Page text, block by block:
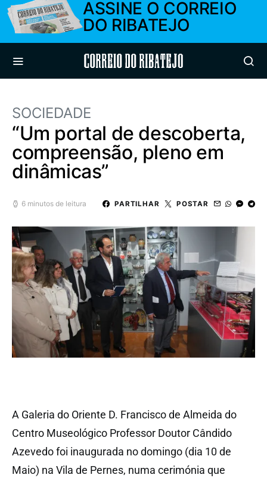
ASSINE O CORREIO
DO RIBATEJO
Correio do Ribatejo
SOCIEDADE
“Um portal de descoberta,
compreensão, pleno em
dinâmicas”
6 minutos de leitura PARTILHAR POSTAR
A Galeria do Oriente D. Francisco de Almeida do
Centro Museológico Professor Doutor Cândido
Azevedo foi inaugurada no domingo (dia 10 de
Maio) na Vila de Pernes, numa cerimónia que